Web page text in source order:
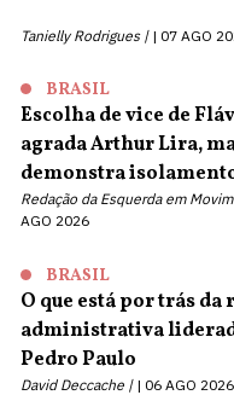
Tanielly Rodrigues | 07 AGO
BRASIL
Escolha de vice de
agrada Arthur Lira,
demonstra
Redação da Esquerda em
AGO 2026
BRASIL
O que está por trás
administrativa
Pedro Paulo
David Deccache | 06 AGO 2026